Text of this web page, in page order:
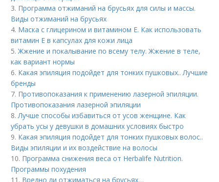
3. Программа отжиманий на брусьях для силы и массы.
Виды отжиманий на брусьях
4. Маска с глицерином и витамином Е. Как использовать
витамин E в капсулах для кожи лица
5.Жжение и покалывание по всему телу. Жжение в теле,
как вариант нормы
6. Какая эпиляция подойдет для тонких пушковых.. Лучшие
бренды
7. Противопоказания к применению лазерной эпиляции.
Противопоказания лазерной эпиляции
8. Лучше способы избавиться от усов женщине. Как
убрать усы у девушки в домашних условиях быстро
9. Какая эпиляция подойдет для тонких пушковых волос..
Виды эпиляции и их воздействие на волосы
10. Программа снижения веса от Herbalife Nutrition.
Программы похудения
11. Вредно ли отжиматься на брусьях…